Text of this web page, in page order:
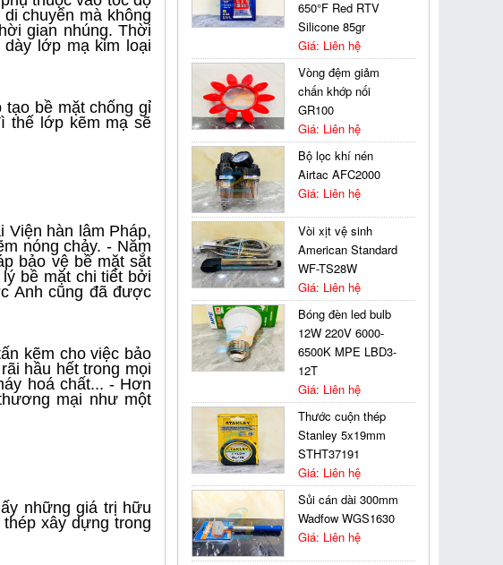
chuyển mà không
gian nhúng. Thời
lớp mạ kim loại
bề mặt chống gỉ
thế lớp kẽm mạ sẽ
Viện hàn lâm Pháp,
nóng chảy. - Năm
bảo vệ bề mặt sắt
bề mặt chi tiết bởi
Anh cũng đã được
kẽm cho việc bảo
hầu hết trong mọi
hoá chất... - Hơn
mại như một
những giá trị hữu
xây dựng trong
650°F Red RTV
Silicone 85gr
Giá: Liên hệ
Vòng đệm giảm
chấn khớp nối
GR100
Giá: Liên hệ
Bộ lọc khí nén
Airtac AFC2000
Giá: Liên hệ
Vòi xịt vệ sinh
American Standard
WF-TS28W
Giá: Liên hệ
Bóng đèn led bulb
12W 220V 6000-
6500K MPE LBD3-
12T
Giá: Liên hệ
Thước cuộn thép
Stanley 5x19mm
STHT37191
Giá: Liên hệ
Sủi cán dài 300mm
Wadfow WGS1630
Giá: Liên hệ